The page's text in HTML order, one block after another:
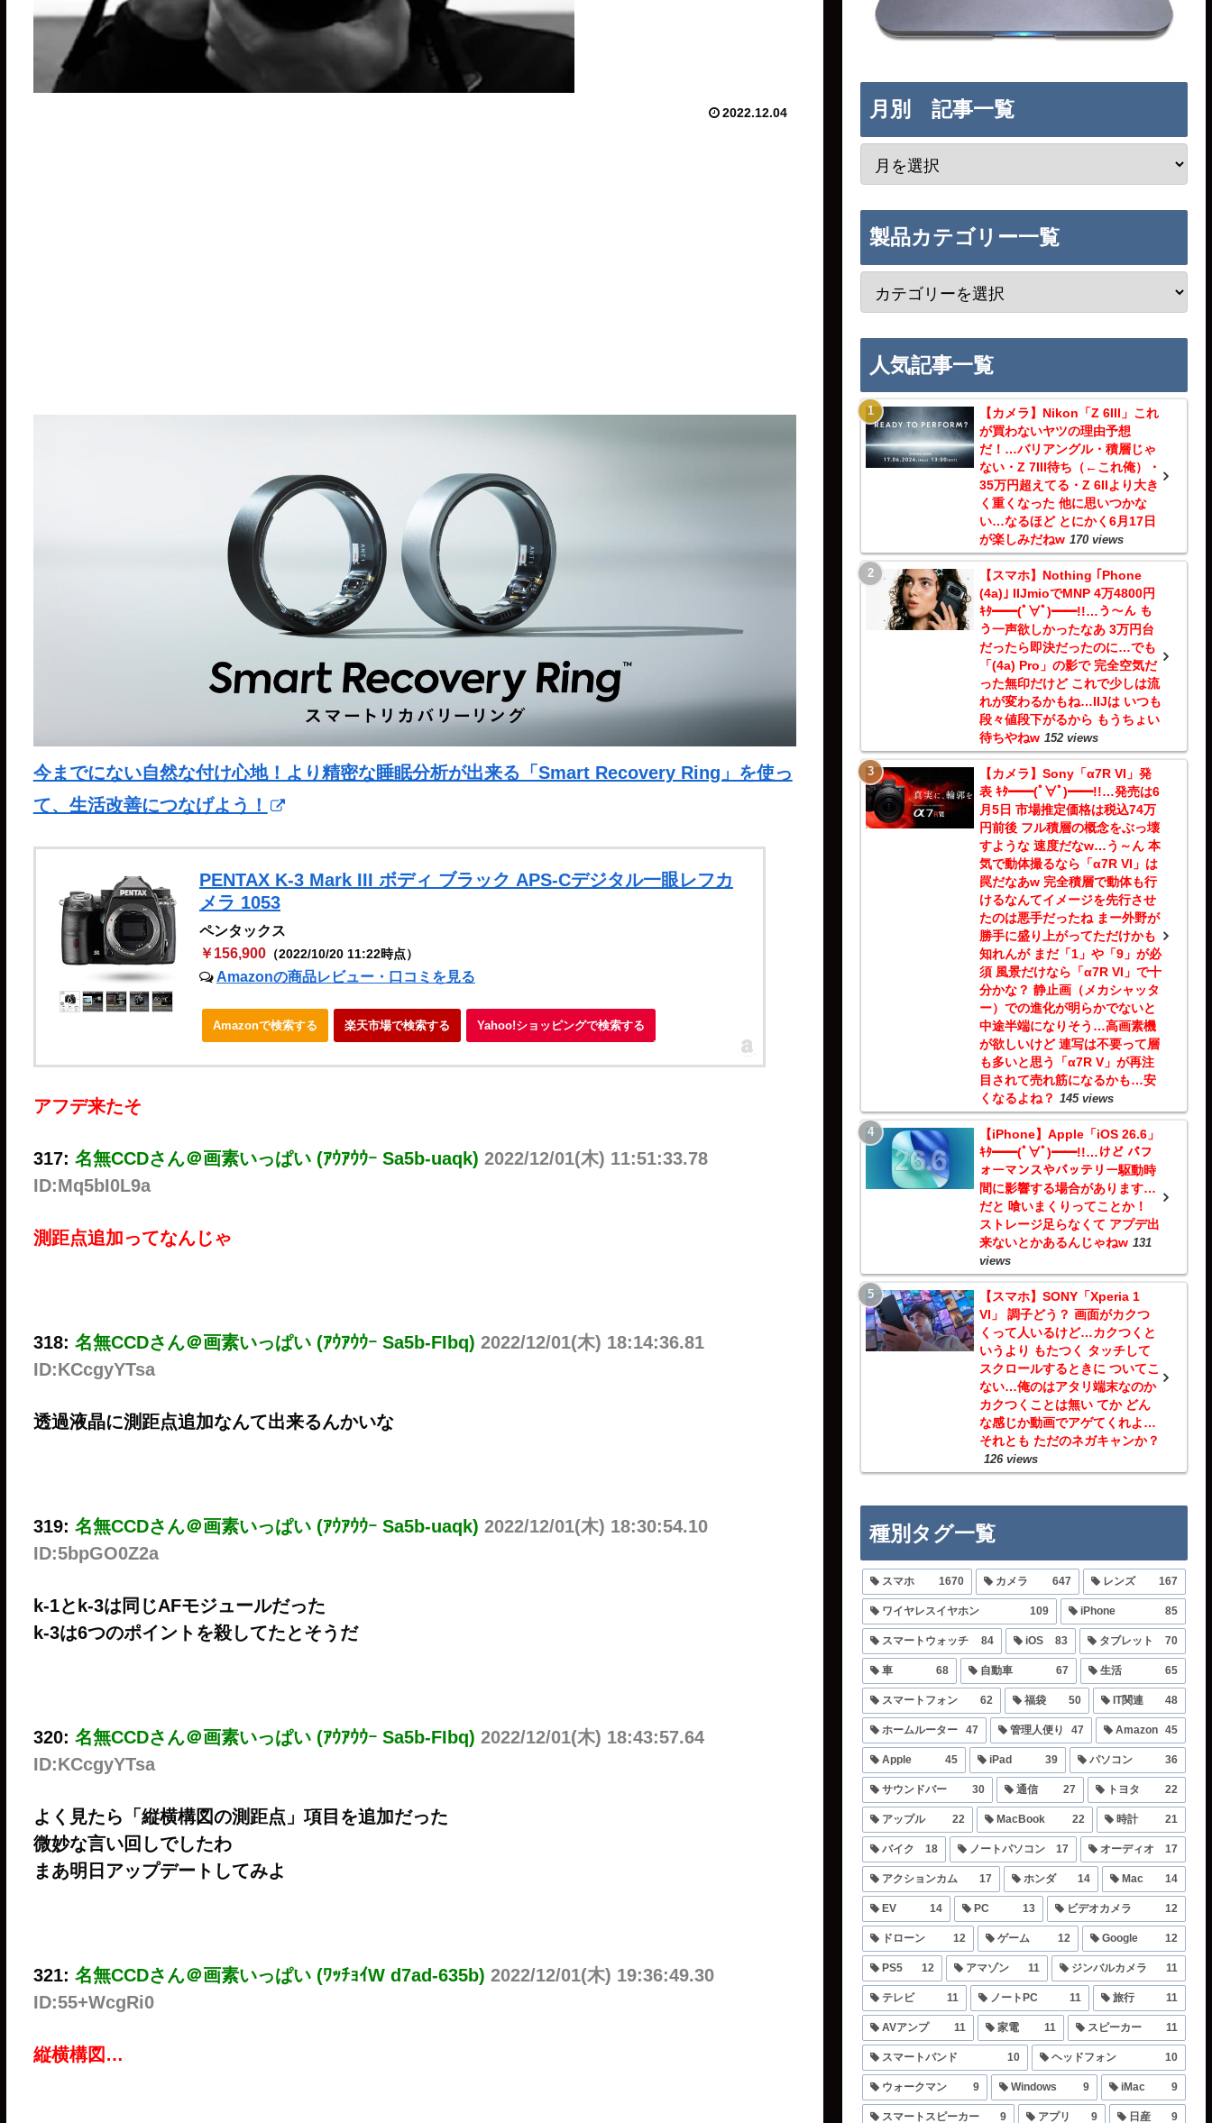
2022.12.04
今までにない自然な付け心地！より精密な睡眠分析が出来る「Smart Recovery Ring」を使っ
て、生活改善につなげよう！
PENTAX K-3 Mark III ボディ ブラック APS-Cデジタル一眼レフカ
メラ 1053
ペンタックス
￥156,900（2022/10/20 11:22時点）
Amazonの商品レビュー・口コミを見る
Amazonで検索する 楽天市場で検索する Yahoo!ショッピングで検索する
アフデ来たそ
317: 名無CCDさん＠画素いっぱい (ｱｳｱｳｳｰ Sa5b-uaqk) 2022/12/01(木) 11:51:33.78
ID:Mq5bI0L9a
測距点追加ってなんじゃ
318: 名無CCDさん＠画素いっぱい (ｱｳｱｳｳｰ Sa5b-FIbq) 2022/12/01(木) 18:14:36.81
ID:KCcgyYTsa
透過液晶に測距点追加なんて出来るんかいな
319: 名無CCDさん＠画素いっぱい (ｱｳｱｳｳｰ Sa5b-uaqk) 2022/12/01(木) 18:30:54.10
ID:5bpGO0Z2a
k-1とk-3は同じAFモジュールだった
k-3は6つのポイントを殺してたとそうだ
320: 名無CCDさん＠画素いっぱい (ｱｳｱｳｳｰ Sa5b-FIbq) 2022/12/01(木) 18:43:57.64
ID:KCcgyYTsa
よく見たら「縦横構図の測距点」項目を追加だった
微妙な言い回しでしたわ
まあ明日アップデートしてみよ
321: 名無CCDさん＠画素いっぱい (ﾜｯﾁｮｲW d7ad-635b) 2022/12/01(木) 19:36:49.30
ID:55+WcgRi0
縦横構図…
月別 記事一覧
製品カテゴリー一覧
人気記事一覧
【カメラ】Nikon「Z 6III」これ
が買わないヤツの理由予想
だ！…バリアングル・積層じゃ
ない・Z 7III待ち（←これ俺）・
35万円超えてる・Z 6IIより大き
く重くなった 他に思いつかな
い…なるほど とにかく6月17日
が楽しみだねw 170 views
【スマホ】Nothing ｢Phone
(4a)｣ IIJmioでMNP 4万4800円
ｷﾀ━━(ﾟ∀ﾟ)━━!!…う～ん も
う一声欲しかったなあ 3万円台
だったら即決だったのに…でも
「(4a) Pro」の影で 完全空気だ
った無印だけど これで少しは流
れが変わるかもね…IIJは いつも
段々値段下がるから もうちょい
待ちやねw 152 views
【カメラ】Sony「α7R VI」発
表 ｷﾀ━━(ﾟ∀ﾟ)━━!!…発売は6
月5日 市場推定価格は税込74万
円前後 フル積層の概念をぶっ壊
すような 速度だなw…う～ん 本
気で動体撮るなら「α7R VI」は
罠だなあw 完全積層で動体も行
けるなんてイメージを先行させ
たのは悪手だったね まー外野が
勝手に盛り上がってただけかも
知れんが まだ「1」や「9」が必
須 風景だけなら「α7R VI」で十
分かな？ 静止画（メカシャッタ
ー）での進化が明らかでないと
中途半端になりそう…高画素機
が欲しいけど 連写は不要って層
も多いと思う「α7R V」が再注
目されて売れ筋になるかも…安
くなるよね？ 145 views
【iPhone】Apple「iOS 26.6」
ｷﾀ━━(ﾟ∀ﾟ)━━!!…けど パフ
ォーマンスやバッテリー駆動時
間に影響する場合があります…
だと 喰いまくりってことか！
ストレージ足らなくて アプデ出
来ないとかあるんじゃねw 131
views
【スマホ】SONY「Xperia 1
VI」 調子どう？ 画面がカクつ
くって人いるけど…カクつくと
いうより もたつく タッチして
スクロールするときに ついてこ
ない…俺のはアタリ端末なのか
カクつくことは無い てか どん
な感じか動画でアゲてくれよ…
それとも ただのネガキャンか？
126 views
種別タグ一覧
スマホ 1670 カメラ 647 レンズ 167
ワイヤレスイヤホン 109 iPhone 85
スマートウォッチ 84 iOS 83 タブレット 70
車 68 自動車 67 生活 65
スマートフォン 62 福袋 50 IT関連 48
ホームルーター 47 管理人便り 47 Amazon 45
Apple 45 iPad 39 パソコン 36
サウンドバー 30 通信 27 トヨタ 22
アップル 22 MacBook 22 時計 21
バイク 18 ノートパソコン 17 オーディオ 17
アクションカム 17 ホンダ 14 Mac 14
EV 14 PC 13 ビデオカメラ 12
ドローン 12 ゲーム 12 Google 12
PS5 12 アマゾン 11 ジンバルカメラ 11
テレビ 11 ノートPC 11 旅行 11
AVアンプ 11 家電 11 スピーカー 11
スマートバンド 10 ヘッドフォン 10
ウォークマン 9 Windows 9 iMac 9
スマートスピーカー 9 アプリ 9 日産 9